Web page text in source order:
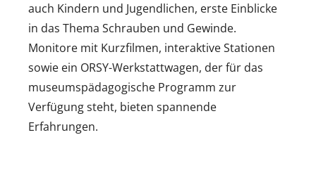
auch Kindern und Jugendlichen, erste Einblicke
in das Thema Schrauben und Gewinde.
Monitore mit Kurzfilmen, interaktive Stationen
sowie ein ORSY-Werkstattwagen, der für das
museumspädagogische Programm zur
Verfügung steht, bieten spannende
Erfahrungen.